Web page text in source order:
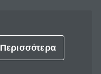
Περισσότερα